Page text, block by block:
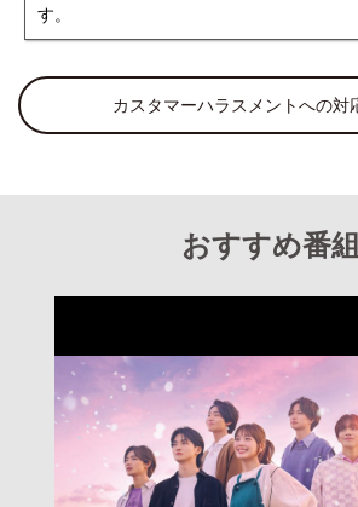
す。
カスタマーハラスメントへの対
おすすめ番組